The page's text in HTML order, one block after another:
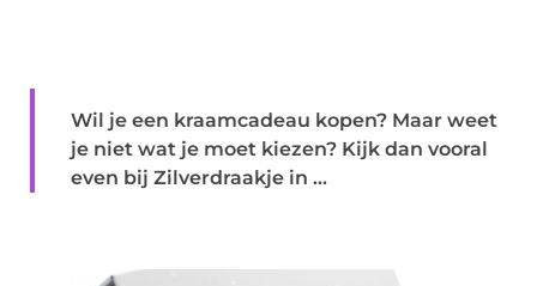
Wil je een kraamcadeau kopen? Maar weet
je niet wat je moet kiezen? Kijk dan vooral
even bij Zilverdraakje in ...